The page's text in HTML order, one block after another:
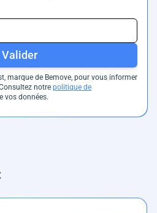
Valider
marque de Bemove, pour vous informer
notre politique de
vos données.